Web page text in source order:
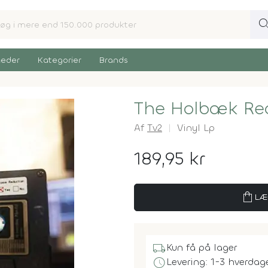
Kategorier Brands
The Holbæk
Af Tv2 Vinyl Lp
189,95 kr
shopping_bag
local_shippingKun få på lager
scheduleLevering: 1-3